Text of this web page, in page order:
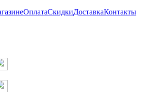
ОплатаСкидкиДоставкаКонтакты